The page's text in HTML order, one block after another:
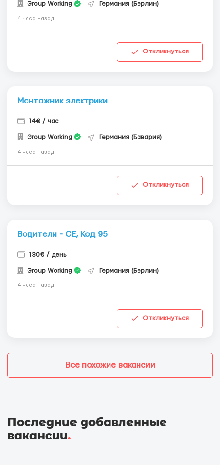
Group Working Германия (Берлин)
4 часа назад
Откликнуться
Монтажник электрики
14€ / час
Group Working Германия (Бавария)
4 часа назад
Откликнуться
Водители - СЕ, Код 95
130€ / день
Group Working Германия (Берлин)
4 часа назад
Откликнуться
Все похожие вакансии
Последние добавленные
вакансии.